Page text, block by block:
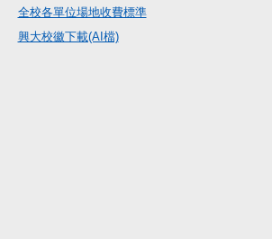
全校各單位場地收費標準
興大校徽下載(AI檔)